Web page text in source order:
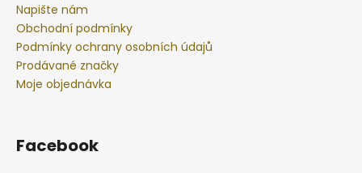
Napište nám
Obchodní podmínky
Podmínky ochrany osobních údajů
Prodávané značky
Moje objednávka
Facebook